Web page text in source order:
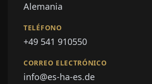
Alemania
TELÉFONO
+49 541 910550
CORREO ELECTRÓNICO
info@es-ha-es.de